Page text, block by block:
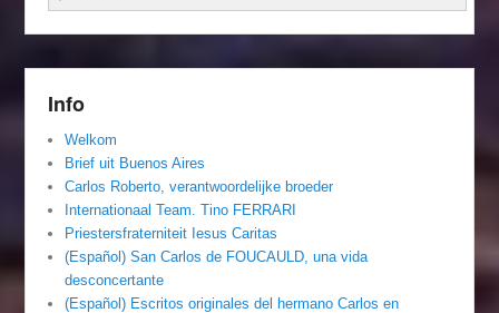
Info
Welkom
Brief uit Buenos Aires
Carlos Roberto, verantwoordelijke broeder
Internationaal Team. Tino FERRARI
Priestersfraterniteit Iesus Caritas
(Español) San Carlos de FOUCAULD, una vida
desconcertante
(Español) Escritos originales del hermano Carlos en